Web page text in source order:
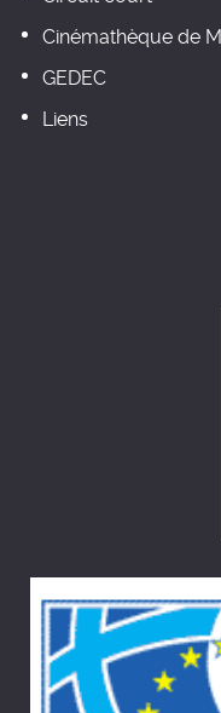
Cinémathèque de
GEDEC
Liens